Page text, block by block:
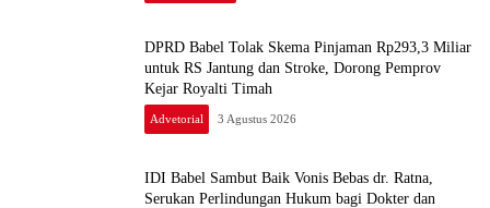
DPRD Babel Tolak Skema Pinjaman Rp293,3 Miliar
untuk RS Jantung dan Stroke, Dorong Pemprov
Kejar Royalti Timah
Advetorial 3 Agustus 2026
IDI Babel Sambut Baik Vonis Bebas dr. Ratna,
Serukan Perlindungan Hukum bagi Dokter dan